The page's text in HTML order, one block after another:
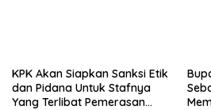
KPK Akan Siapkan Sanksi Etik
dan Pidana Untuk Stafnya
Yang Terlibat Pemerasan